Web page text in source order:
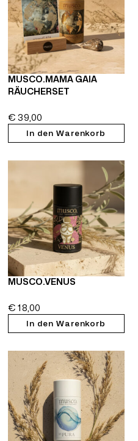
MUSCO.MAMA GAIA
RÄUCHERSET
€ 39,00
In den Warenkorb
MUSCO.VENUS
€ 18,00
In den Warenkorb